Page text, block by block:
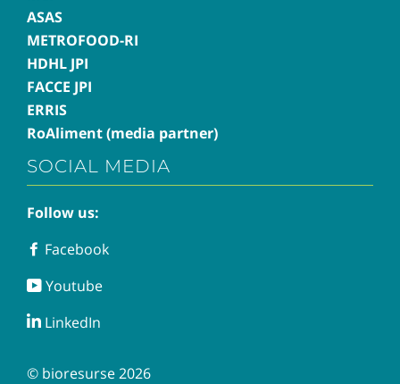
ASAS
METROFOOD-RI
HDHL JPI
FACCE JPI
ERRIS
RoAliment (media partner)
SOCIAL MEDIA
Follow us:
FacebookFacebook
YoutubeYoutube
LinkedIn
© bioresurse 2026